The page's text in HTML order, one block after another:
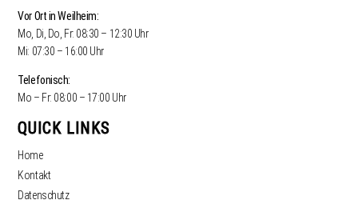
Vor Ort in Weilheim:
Mo, Di, Do, Fr: 08:30 – 12:30 Uhr
Mi: 07:30 – 16:00 Uhr
Telefonisch:
Mo – Fr: 08:00 – 17:00 Uhr
QUICK LINKS
Home
Kontakt
Datenschutz